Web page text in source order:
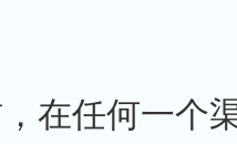
在任何一个